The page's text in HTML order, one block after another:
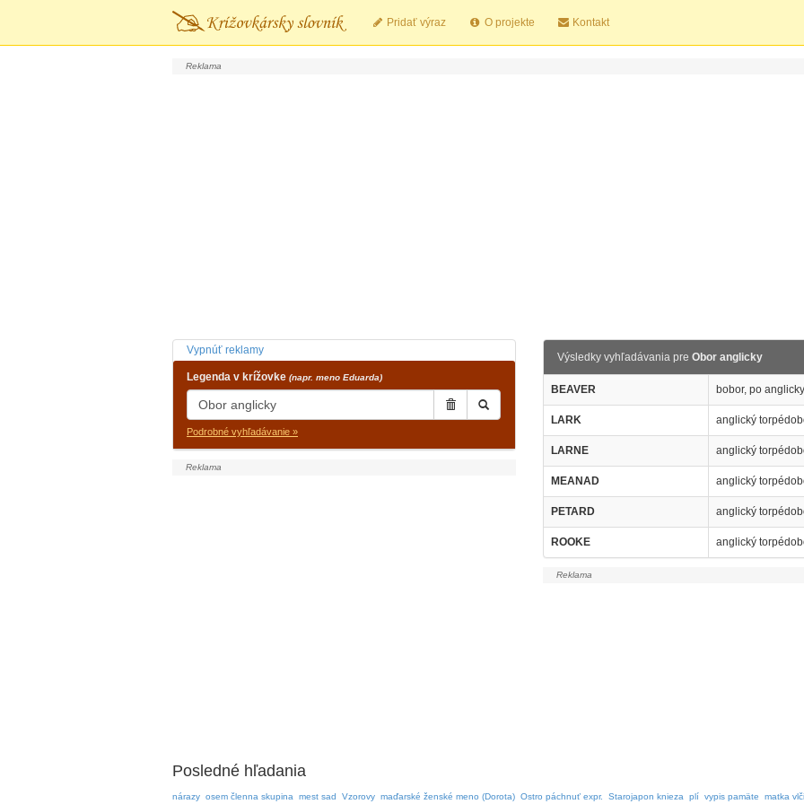
Pridať výraz O projekte Kontakt
Vypnúť reklamy
Legenda v krížovke (napr. meno Eduarda)
Podrobné vyhľadávanie »
Výsledky vyhľadávania pre Obor anglicky
BEAVER bobor, po anglicky
LARK anglický
LARNE anglický
MEANAD anglický
PETARD anglický
ROOKE anglický
Posledné hľadania
nárazy osem členna skupina mest sad Vzorovy maďarské ženské meno (Dorota) Ostro páchnuť expr. Starojapon knieza plí vypis pamäte matka